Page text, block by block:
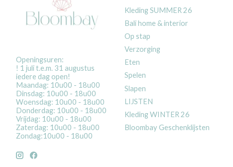
Openingsuren:
! 1 juli t.e.m. 31 augustus
iedere dag open!
Maandag: 10u00 - 18u00
Dinsdag: 10u00 - 18u00
Woensdag: 10u00 - 18u00
Donderdag: 10u00 - 18u00
Vrijdag: 10u00 - 18u00
Zaterdag: 10u00 - 18u00
Zondag:10u00 - 18u00
Kleding SUMMER 26
Bali home & interior
Op stap
Verzorging
Eten
Spelen
Slapen
LIJSTEN
Kleding WINTER 26
Bloombay Geschenklijsten